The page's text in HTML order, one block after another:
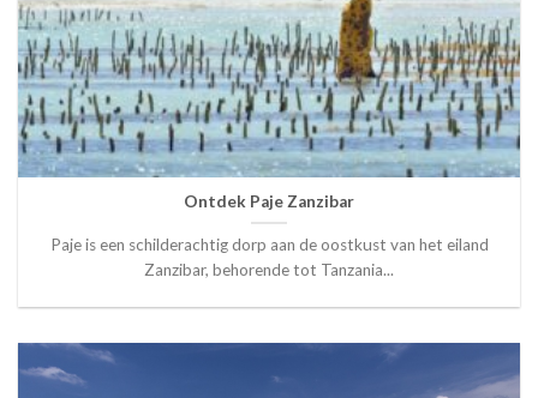
Ontdek Paje Zanzibar
Paje is een schilderachtig dorp aan de oostkust van het eiland
Zanzibar, behorende tot Tanzania...